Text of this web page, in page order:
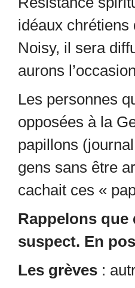
idéaux chrétiens
Noisy, il sera
aurons
Les personnes
opposées à la
papillons
gens sans être
cachait ces «
Rappelons
suspect. En
Les grèves :